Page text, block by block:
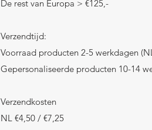
De rest van Europa > €125,-
Verzendtijd:
Voorraad producten 2-5 werkdagen
Gepersonaliseerde producten 10-14
Verzendkosten
NL €4,50 / €7,25